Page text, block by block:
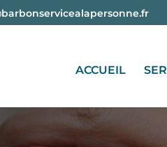
ACCUEIL